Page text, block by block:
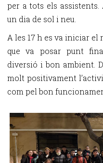
per a tots els assistents.
un dia de sol i neu.
A les 17 h es va iniciar el
que va posar punt
diversió i bon ambient.
molt positivament
com pel bon